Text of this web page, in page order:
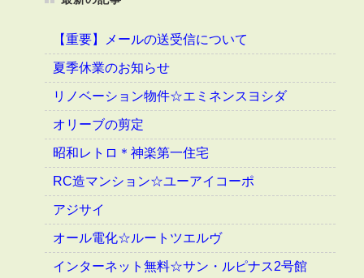
【重要】メールの送受信について
夏季休業のお知らせ
リノベーション物件☆エミネンスヨシダ
オリーブの剪定
昭和レトロ＊神楽第一住宅
RC造マンション☆ユーアイコーポ
アジサイ
オール電化☆ルートツエルヴ
インターネット無料☆サン・ルピナス2号館